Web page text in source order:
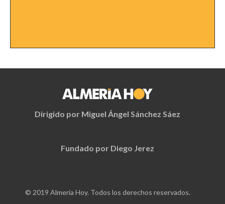
Dirigido por Miguel Ángel Sánchez Sáez
Fundado por Diego Jerez
© 2019 Almería Hoy. Todos los derechos reservados.